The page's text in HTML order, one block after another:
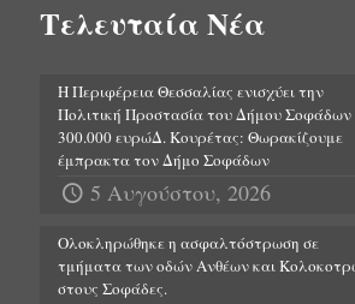
Τελευταία Νέα
Η Περιφέρεια Θεσσαλίας ενισχύει την
Πολιτική Προστασία του Δήμου Σοφάδων
300.000 ευρώΔ. Κουρέτας: Θωρακίζουμε
έμπρακτα τον Δήμο Σοφάδων
5 Αυγούστου, 2026
Ολοκληρώθηκε η ασφαλτόστρωση σε
τμήματα των οδών Ανθέων και
στους Σοφάδες.